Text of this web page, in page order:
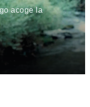
acoge la